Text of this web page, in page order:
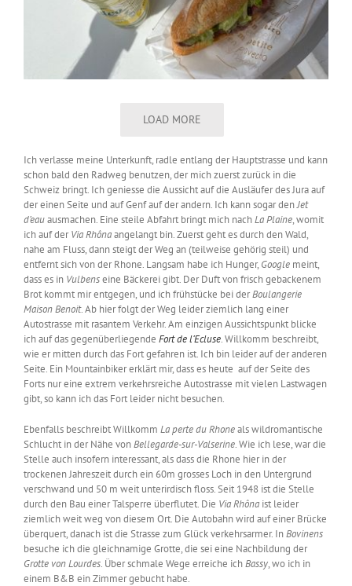
LOAD MORE
Ich verlasse meine Unterkunft, radle entlang der Hauptstrasse und kann
schon bald den Radweg benutzen, der mich zuerst zurück in die
Schweiz bringt. Ich geniesse die Aussicht auf die Ausläufer des Jura auf
der einen Seite und auf Genf auf der andern. Ich kann sogar denJet
d’eauausmachen. Eine steile Abfahrt bringt mich nachLa Plaine, womit
ich auf derVia Rhônaangelangt bin. Zuerst geht es durch den Wald,
nahe am Fluss, dann steigt der Weg an (teilweise gehörig steil) und
entfernt sich von der Rhone. Langsam habe ich Hunger, Googlemeint,
dass es in Vulbenseine Bäckerei gibt. Der Duft von frisch gebackenem
Brot kommt mir entgegen, und ich frühstücke bei derBoulangerie
Maison Benoit. Ab hier folgt der Weg leider ziemlich lang einer
Autostrasse mit rasantem Verkehr. Am einzigen Aussichtspunkt blicke
ich auf das gegenüberliegende Fort de l’Ecluse.Willkomm beschreibt,
wie er mitten durch das Fort gefahren ist. Ich bin leider auf der anderen
Seite. Ein Mountainbiker erklärt mir, dass es heute auf der Seite des
Forts nur eine extrem verkehrsreiche Autostrasse mit vielen Lastwagen
gibt, so kann ich das Fort leider nicht besuchen.
Ebenfalls beschreibt Willkomm La perte duRhoneals wildromantische
Schlucht in der Nähe vonBellegarde-sur-Valserine. Wie ich lese, war die
Stelle auch insofern interessant, als dass die Rhone hier in der
trockenen Jahreszeit durch ein 60m grosses Loch in den Untergrund
verschwand und 50 m weit unterirdisch floss. Seit 1948 ist die Stelle
durch den Bau einer Talsperre überflutet. Die Via Rhônaist leider
ziemlich weit weg von diesem Ort. Die Autobahn wird auf einer Brücke
überquert, danach ist die Strasse zum Glück verkehrsarmer. InBovinens
besuche ich die gleichnamige Grotte, die sei eine Nachbildung der
Grotte von Lourdes. Über schmale Wege erreiche ichBassy, wo ich in
einem B&B ein Zimmer gebucht habe.